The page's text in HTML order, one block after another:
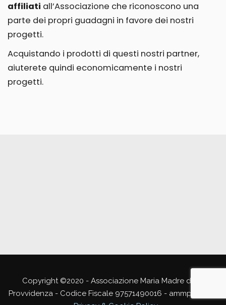
affiliati all’Associazione che riconoscono una
parte dei propri guadagni in favore dei nostri
progetti.
Acquistando i prodotti di questi nostri partner,
aiuterete quindi economicamente i nostri
progetti.
Copyright ©2020 - Associazione Maria Madre della
Provvidenza - Codice Fiscale 97571490016 - ammp@pec.it